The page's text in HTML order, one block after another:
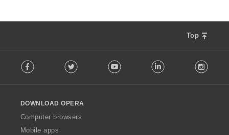
Top
o
w
O
p
Facebook Twitter Youtube LinkedIn
DOWNLOAD OPERA
Computer browsers
Mobile apps